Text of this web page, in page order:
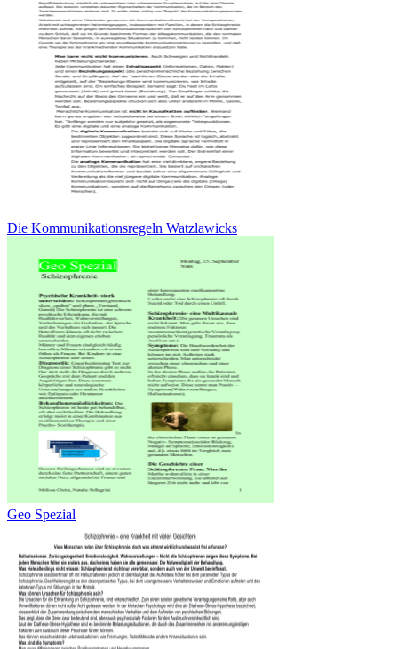
Die Kommunikationsregeln Watzlawicks
Geo Spezial